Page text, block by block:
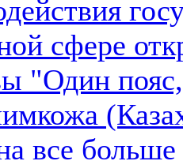
сфере
"Один
все